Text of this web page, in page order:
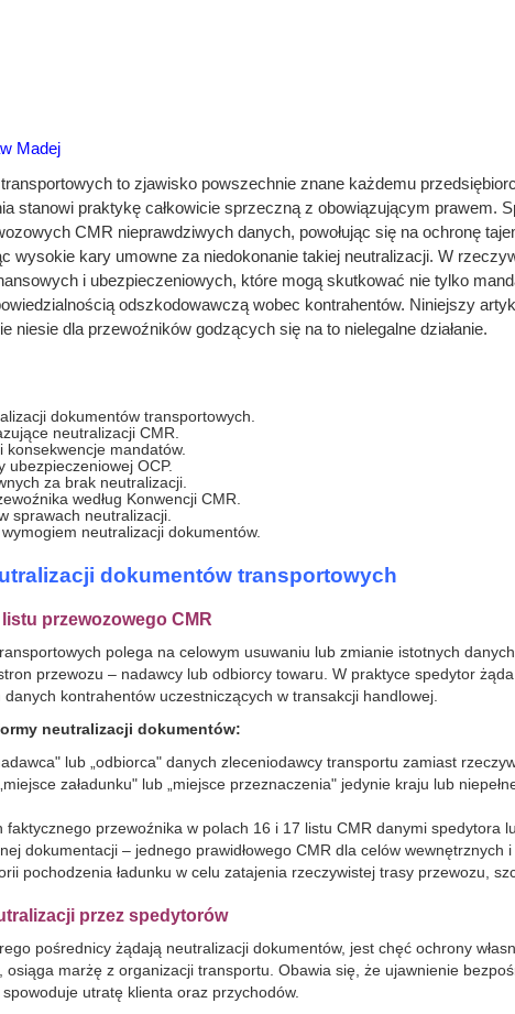
Madej
to zjawisko powszechnie znane każdemu
stanowi praktykę całkowicie sprzeczną z obowiązującym prawem.
CMR nieprawdziwych danych, powołując się na ochronę
wysokie kary umowne za niedokonanie takiej neutralizacji. W
i ubezpieczeniowych, które mogą skutkować nie tylko
odszkodowawczą wobec kontrahentów. Niniejszy
niesie dla przewoźników godzących się na to nielegalne działanie.
dokumentów transportowych.
neutralizacji CMR.
konsekwencje mandatów.
ubezpieczeniowej OCP.
za brak neutralizacji.
według Konwencji CMR.
sprawach neutralizacji.
neutralizacji dokumentów.
dokumentów transportowych
przewozowego CMR
polega na celowym usuwaniu lub zmianie istotnych
przewozu – nadawcy lub odbiorcy towaru. W praktyce spedytor
kontrahentów uczestniczących w transakcji handlowej.
neutralizacji dokumentów:
lub „odbiorca" danych zleceniodawcy transportu zamiast
załadunku" lub „miejsce przeznaczenia" jedynie kraju lub
przewoźnika w polach 16 i 17 listu CMR danymi spedytora
dokumentacji – jednego prawidłowego CMR dla celów
pochodzenia ładunku w celu zatajenia rzeczywistej trasy przewozu,
przez spedytorów
pośrednicy żądają neutralizacji dokumentów, jest chęć ochrony
marżę z organizacji transportu. Obawia się, że ujawnienie
spowoduje utratę klienta oraz przychodów.